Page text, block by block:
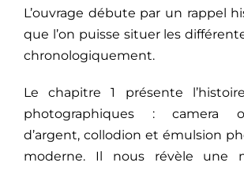
L’ouvrage débute par un rappel
que l’on puisse situer les
chronologiquement.
Le chapitre 1 présente
photographiques : camera
d’argent, collodion et émulsion
moderne. Il nous révèle une